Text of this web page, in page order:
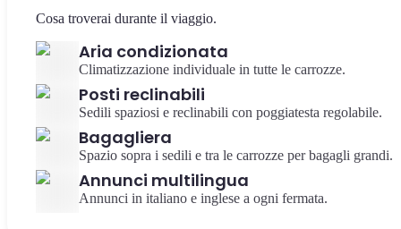
Cosa troverai durante il viaggio.
Aria condizionata
Climatizzazione individuale in tutte le carrozze.
Posti reclinabili
Sedili spaziosi e reclinabili con poggiatesta regolabile.
Bagagliera
Spazio sopra i sedili e tra le carrozze per bagagli grandi.
Annunci multilingua
Annunci in italiano e inglese a ogni fermata.